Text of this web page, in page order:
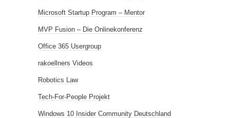
Microsoft Startup Program – Mentor
MVP Fusion – Die Onlinekonferenz
Office 365 Usergroup
rakoellners Videos
Robotics Law
Tech-For-People Projekt
Windows 10 Insider Community Deutschland